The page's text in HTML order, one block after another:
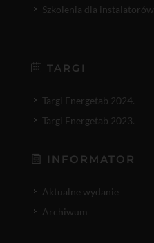
Szkolenia dla instalatorów
TARGI
Targi Energetab 2024.
Targi Energetab 2023.
INFORMATOR
Aktualne wydanie
Archiwum